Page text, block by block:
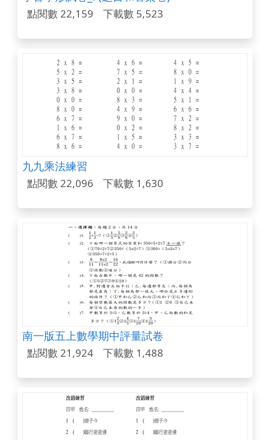
點閱數 22,159 下載數 5,523
九九乘法練習
點閱數 22,096 下載數 1,630
南一版五上數學期中評量試卷
點閱數 21,924 下載數 1,488